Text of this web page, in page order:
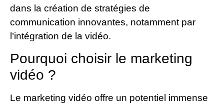
dans la création de stratégies de
communication innovantes, notamment par
l’intégration de la vidéo.
Pourquoi choisir le marketing
vidéo ?
Le marketing vidéo offre un potentiel immense